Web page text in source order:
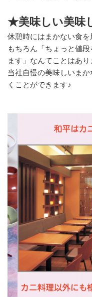
★美味しい美味
休憩時にはまかない食
もちろん「ちょっと値
ます」なんてことはあり
当社自慢の美味しいま
くことができます♪